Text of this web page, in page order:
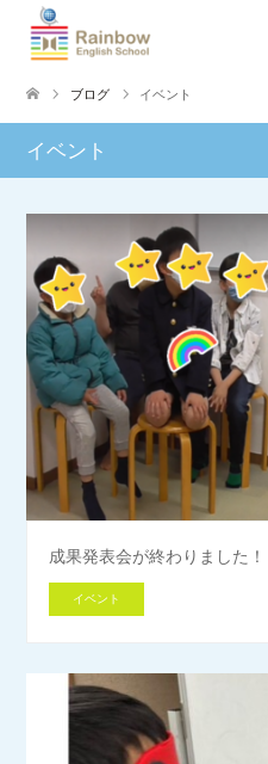
ブログ イベント
イベント
成果発表会が終わりました！
イベント